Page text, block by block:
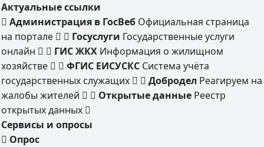
Актуальные ссылки
Администрация в ГосВеб Официальная страница
на портале
Госуслуги Государственные услуги
онлайн
ГИС ЖКХ Информация о жилищном
хозяйстве
ФГИС ЕИСУСКС Система учёта
государственных служащих
Добродел Реагируем на
жалобы жителей
Открытые данные Реестр
открытых данных
Сервисы и опросы
Опрос